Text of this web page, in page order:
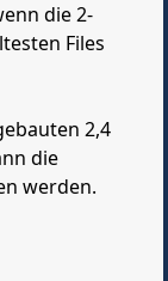
die 2-
Files
2,4
die
werden.